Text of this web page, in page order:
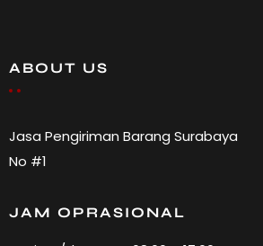
ABOUT US
Jasa Pengiriman Barang Surabaya
No #1
JAM OPRASIONAL